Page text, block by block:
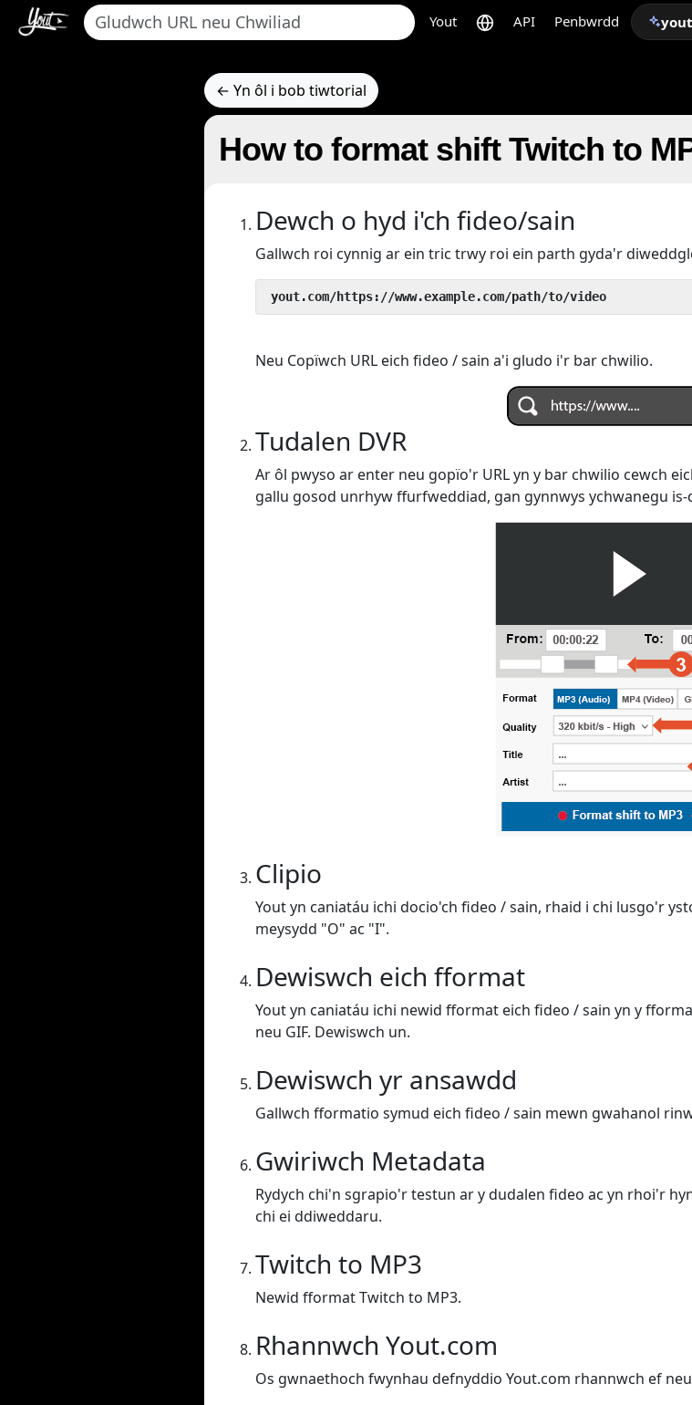
Yout API Penbwrdd
← Yn ôl i bob tiwtorial
How to format shift Twitch to
Dewch o hyd i'ch fideo/sain
Gallwch roi cynnig ar ein tric trwy roi ein parth gyda'r
yout.com/https://www.example.com/path/to/video
Neu Copïwch URL eich fideo / sain a'i gludo i'r bar chwilio.
Tudalen DVR
Ar ôl pwyso ar enter neu gopïo'r URL yn y bar chwilio cewch
gallu gosod unrhyw ffurfweddiad, gan gynnwys ychwanegu is-
Clipio
Yout yn caniatáu ichi docio'ch fideo / sain, rhaid i chi lusgo'r
meysydd "O" ac "I".
Dewiswch eich fformat
Yout yn caniatáu ichi newid fformat eich fideo / sain yn y
neu GIF. Dewiswch un.
Dewiswch yr ansawdd
Gallwch fformatio symud eich fideo / sain mewn gwahanol
Gwiriwch Metadata
Rydych chi'n sgrapio'r testun ar y dudalen fideo ac yn rhoi'r
chi ei ddiweddaru.
Twitch to MP3
Newid fformat Twitch to MP3.
Rhannwch Yout.com
Os gwnaethoch fwynhau defnyddio Yout.com rhannwch ef